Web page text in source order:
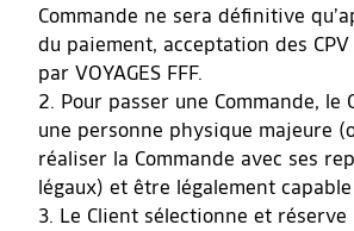
Commande ne sera définitive
du paiement, acceptation des
par VOYAGES FFF.
Pour passer une Commande, le
une personne physique majeure
réaliser la Commande avec ses
légaux) et être légalement
Le Client sélectionne et